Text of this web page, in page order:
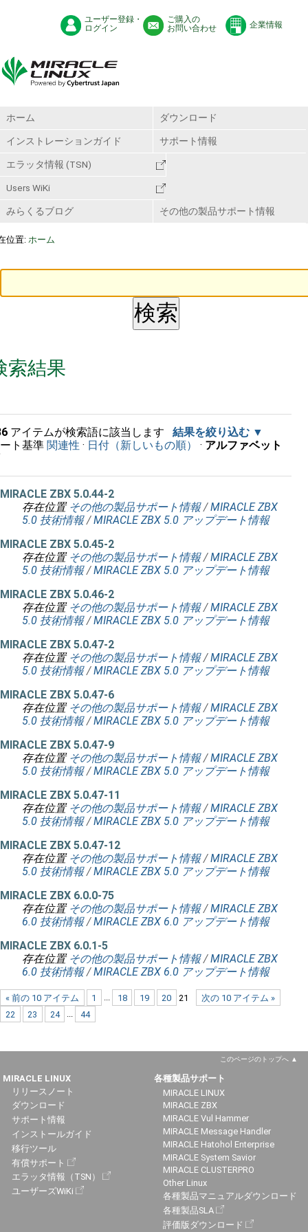
ユーザー登録・
ログイン
ご購入の
お問い合わせ
企業情報
ホーム ダウンロード
インストレーションガイド サポート情報
エラッタ情報 (TSN)
Users WiKi
みらくるブログ その他の製品サポート情報
位置: ホーム
索結果
アイテムが検索語に該当します
結果を絞り込む
ト基準 関連性 · 日付（新しいもの順） · アルファベット
MIRACLE ZBX 5.0.44-2
存在位置 その他の製品サポート情報 /MIRACLE ZBX
5.0 技術情報 /MIRACLE ZBX 5.0 アップデート情報
MIRACLE ZBX 5.0.45-2
存在位置 その他の製品サポート情報 /MIRACLE ZBX
5.0 技術情報 /MIRACLE ZBX 5.0 アップデート情報
MIRACLE ZBX 5.0.46-2
存在位置 その他の製品サポート情報 /MIRACLE ZBX
5.0 技術情報 /MIRACLE ZBX 5.0 アップデート情報
MIRACLE ZBX 5.0.47-2
存在位置 その他の製品サポート情報 /MIRACLE ZBX
5.0 技術情報 /MIRACLE ZBX 5.0 アップデート情報
MIRACLE ZBX 5.0.47-6
存在位置 その他の製品サポート情報 /MIRACLE ZBX
5.0 技術情報 /MIRACLE ZBX 5.0 アップデート情報
MIRACLE ZBX 5.0.47-9
存在位置 その他の製品サポート情報 /MIRACLE ZBX
5.0 技術情報 /MIRACLE ZBX 5.0 アップデート情報
MIRACLE ZBX 5.0.47-11
存在位置 その他の製品サポート情報 /MIRACLE ZBX
5.0 技術情報 /MIRACLE ZBX 5.0 アップデート情報
MIRACLE ZBX 5.0.47-12
存在位置 その他の製品サポート情報 /MIRACLE ZBX
5.0 技術情報 /MIRACLE ZBX 5.0 アップデート情報
MIRACLE ZBX 6.0.0-75
存在位置 その他の製品サポート情報 /MIRACLE ZBX
6.0 技術情報 /MIRACLE ZBX 6.0 アップデート情報
MIRACLE ZBX 6.0.1-5
存在位置 その他の製品サポート情報 /MIRACLE ZBX
6.0 技術情報 /MIRACLE ZBX 6.0 アップデート情報
« 前の 10 アイテム 次の 10 アイテム »
1 ... 18 19 20
21
22
23 24 ... 44
このページのトップへ
MIRACLE LINUX
リリースノート
ダウンロード
サポート情報
インストールガイド
移行ツール
有償サポート
エラッタ情報（TSN）
ユーザーズWiKi
各種製品サポート
MIRACLE LINUX
MIRACLE ZBX
MIRACLE Vul Hammer
MIRACLE Message Handler
MIRACLE Hatohol Enterprise
MIRACLE System Savior
MIRACLE CLUSTERPRO
Other Linux
各種製品マニュアルダウンロード
各種製品SLA
評価版ダウンロード